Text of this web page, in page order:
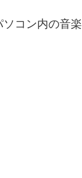
コン内の音楽